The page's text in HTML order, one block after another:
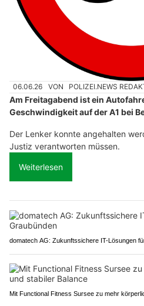
06.06.26 VON POLIZEI.NEWS
Am Freitagabend ist ein
Geschwindigkeit auf der A1 bei
Der Lenker konnte angehalten
Justiz verantworten müssen.
Weiterlesen
domatech AG: Zukunftssichere IT-Lösungen
Mit Functional Fitness Sursee zu mehr